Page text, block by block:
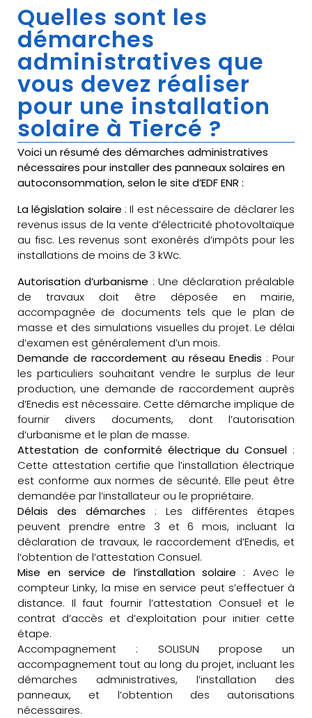
Quelles sont les
démarches
administratives que
vous devez réaliser
pour une installation
solaire à Tiercé ?
Voici un résumé des démarches administratives
nécessaires pour installer des panneaux solaires en
autoconsommation, selon le site d’EDF ENR :
La législation solaire : Il est nécessaire de déclarer les
revenus issus de la vente d’électricité photovoltaïque
au fisc. Les revenus sont exonérés d’impôts pour les
installations de moins de 3 kWc.
Autorisation d’urbanisme : Une déclaration préalable
de travaux doit être déposée en mairie,
accompagnée de documents tels que le plan de
masse et des simulations visuelles du projet. Le délai
d’examen est généralement d’un mois.
Demande de raccordement au réseau Enedis : Pour
les particuliers souhaitant vendre le surplus de leur
production, une demande de raccordement auprès
d’Enedis est nécessaire. Cette démarche implique de
fournir divers documents, dont l’autorisation
d’urbanisme et le plan de masse.
Attestation de conformité électrique du Consuel :
Cette attestation certifie que l’installation électrique
est conforme aux normes de sécurité. Elle peut être
demandée par l’installateur ou le propriétaire.
Délais des démarches : Les différentes étapes
peuvent prendre entre 3 et 6 mois, incluant la
déclaration de travaux, le raccordement d’Enedis, et
l’obtention de l’attestation Consuel.
Mise en service de l’installation solaire : Avec le
compteur Linky, la mise en service peut s’effectuer à
distance. Il faut fournir l’attestation Consuel et le
contrat d’accès et d’exploitation pour initier cette
étape.
Accompagnement : SOLISUN propose un
accompagnement tout au long du projet, incluant les
démarches administratives, l’installation des
panneaux, et l’obtention des autorisations
nécessaires.